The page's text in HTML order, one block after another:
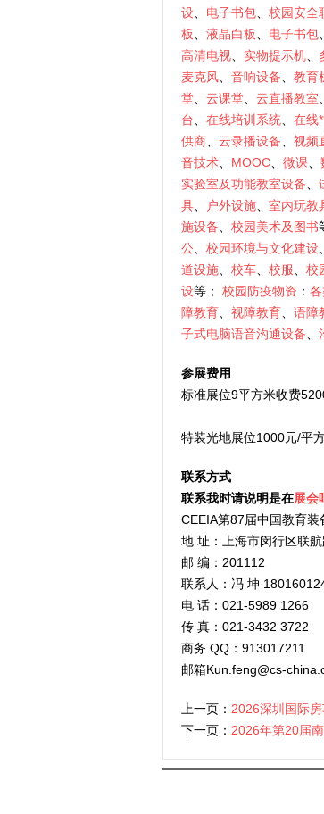
设
电子书包 校园安全
板
液晶白板 电子书包
高清电视
实物提示机
麦克风
音响设备 教育
堂
云课堂 云直播教室
台
在线培训系统 在线
供商
云录播设备 视频
音技术
MOOC 微课
实验室及功能教室设备
具
户外设施 室内玩教
施设备
校园美术及图书
公
校园环境与文化建设
道设施
校车 校服 校
设等； 校园防疫物资 ：
障教育
视障教育 语障
子式电脑语音沟通设备
参展费用
标准展位9平方米收费
特装光地展位1000元/平
联系方式
联系我时请说明是在展会
CEEIA第87届中国教育装
地 址：上海市闵行区联
邮 编：201112
联系人：冯 坤
电 话：021-5989 1266
传 真：021-3432 3722
商务 QQ：913017211
邮箱Kun.feng@cs-
上一页： 2026深圳国际
下一页： 2026年第20届